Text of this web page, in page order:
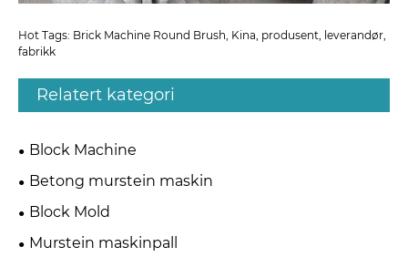
Hot Tags: Brick Machine Round Brush, Kina, produsent, leverandør,
fabrikk
Relatert kategori
Block Machine
Betong murstein maskin
Block Mold
Murstein maskinpall